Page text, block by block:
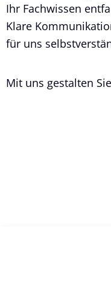
Ihr Fachwissen
Klare
für uns
Mit uns gestalten